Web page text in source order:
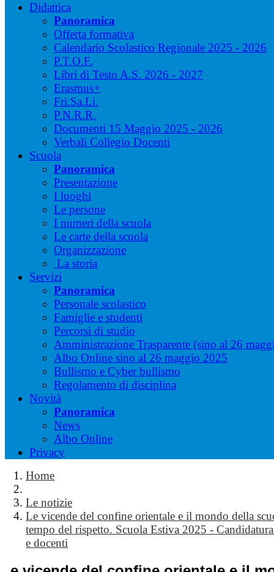
Didattica
Panoramica
Offerta formativa
Calendario Scolastico Regionale 2025 - 2026
P.T.O.F.
Libri di Testo A.S. 2026 - 2027
Erasmus+
Fri.Sa.Li.
P.N.R.R.
Documenti 15 Maggio 2025 - 2026
Verbali Collegio Docenti
Scuola
Panoramica
Presentazione
I luoghi
Le persone
I numeri della scuola
Le carte della scuola
Organizzazione
La storia
Servizi
Panoramica
Personale scolastico
Famiglie e studenti
Percorsi di studio
Amministrazione Trasparente (sino al 26
Albo Online sino al 26 maggio 2025
Bullismo e Cyber bullismo
Regolamento di disciplina
Novità
Panoramica
News
Albo Online
Privacy
Home
Le notizie
Le vicende del confine orientale e il mondo della
tempo del rispetto. Scuola Estiva 2025 -
e docenti